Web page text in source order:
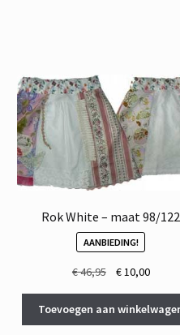
Rok White – maat 98/122
AANBIEDING!
€46,95
Oorspronkelijke
was:
€ 46,95.
€10,00Huidige
is:
€
Toevoegen aan